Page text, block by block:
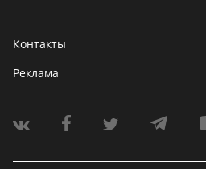
Контакты
Реклама